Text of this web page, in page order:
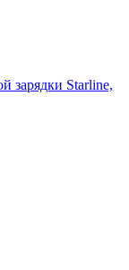
зарядки Starline,